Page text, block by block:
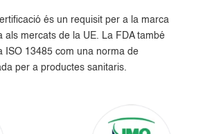
és un requisit per a la marca
als mercats de la UE. La FDA també
ISO 13485 com una norma de
per a productes sanitaris.